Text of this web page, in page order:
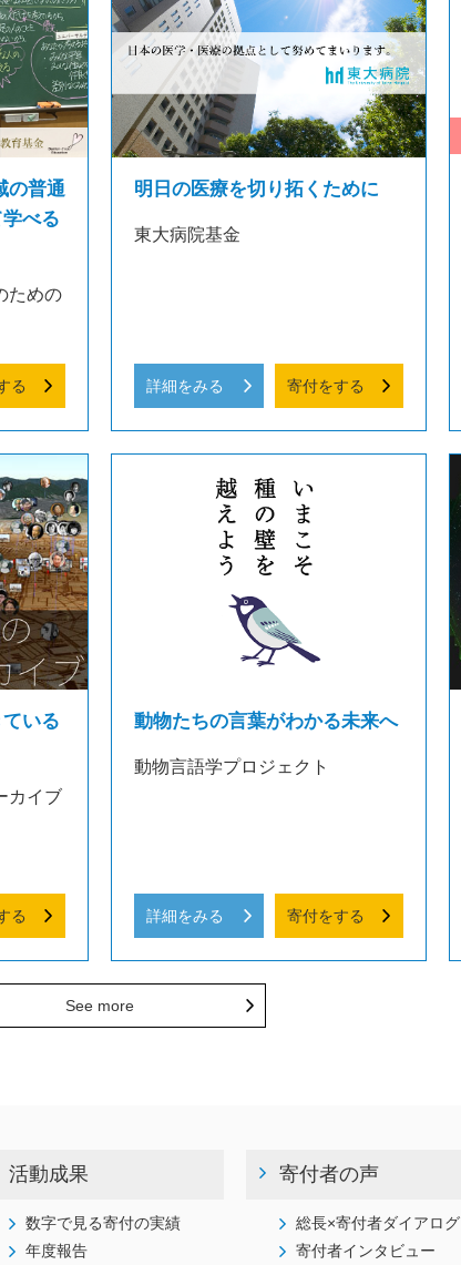
の普通
べる
ための
る
明日の医療を切り拓くために
東大病院基金
詳細をみる 寄付をする
いる
カイブ
る
動物たちの言葉がわかる未来へ
動物言語学プロジェクト
詳細をみる 寄付をする
See more
活動成果
数字で見る寄付の実績
年度報告
寄付者の声
総長×寄付者ダイアログ
寄付者インタビュー